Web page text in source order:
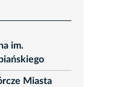
im.
Miasta